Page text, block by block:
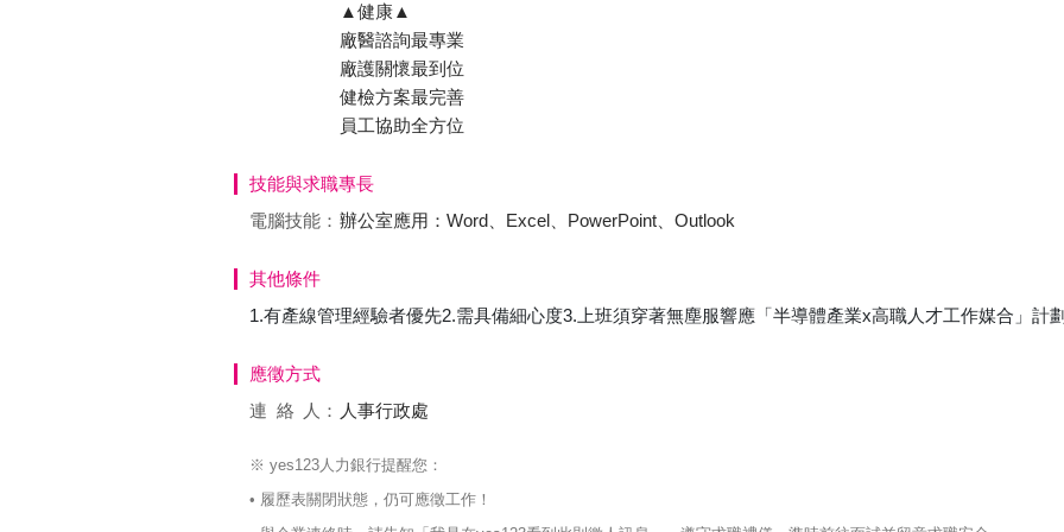
▲健康▲
廠醫諮詢最專業
廠護關懷最到位
健檢方案最完善
員工協助全方位
技能與求職專長
電腦技能： 辦公室應用：Word、Excel、PowerPoint、Outlook
其他條件
1.有產線管理經驗者優先2.需具備細心度3.上班須穿著無塵服響應「半導體產業x高職人才工作媒合」計
應徵方式
連絡
人： 人事行政處
※ yes123人力銀行提醒您：
• 履歷表關閉狀態，仍可應徵工作！